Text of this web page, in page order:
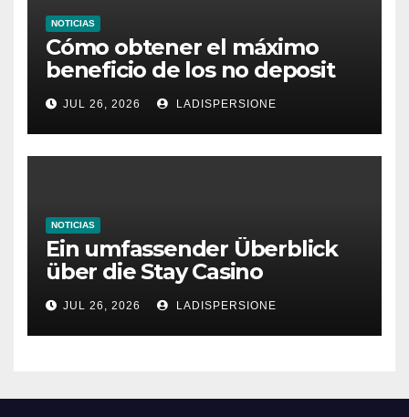
NOTICIAS
Cómo obtener el máximo
beneficio de los no deposit
bonus codes de roby casino
JUL 26, 2026 LADISPERSIONE
NOTICIAS
Ein umfassender Überblick
über die Stay Casino
Bonusbedingungen
JUL 26, 2026 LADISPERSIONE